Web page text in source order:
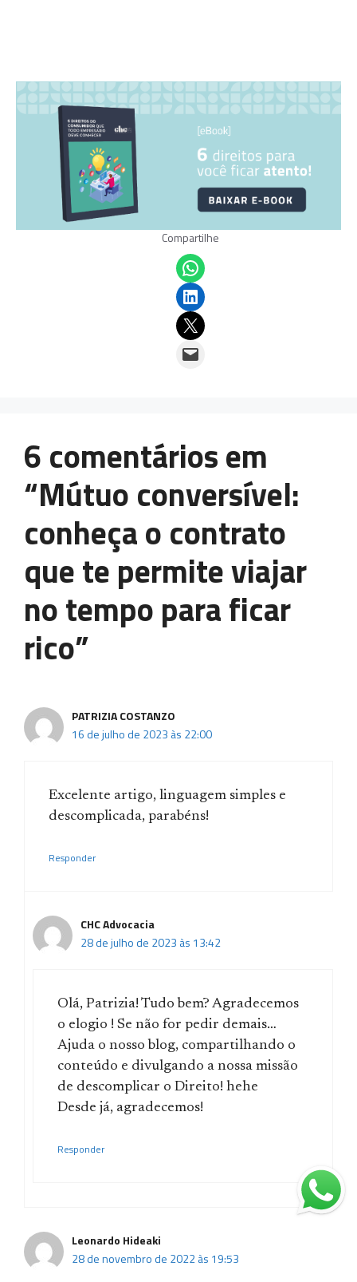
Compartilhe
Share on WhatsApp
Share on LinkedIn
Email this Page
Email this Page
6 comentários em
“Mútuo conversível:
conheça o contrato
que te permite viajar
no tempo para ficar
rico”
PATRIZIA COSTANZO
16 de julho de 2023 às 22:00
Excelente artigo, linguagem simples e
descomplicada, parabéns!
Responder
CHC Advocacia
28 de julho de 2023 às 13:42
Olá, Patrizia! Tudo bem? Agradecemos
o elogio ! Se não for pedir demais…
Ajuda o nosso blog, compartilhando o
conteúdo e divulgando a nossa missão
de descomplicar o Direito! hehe
Desde já, agradecemos!
Responder
Leonardo Hideaki
28 de novembro de 2022 às 19:53